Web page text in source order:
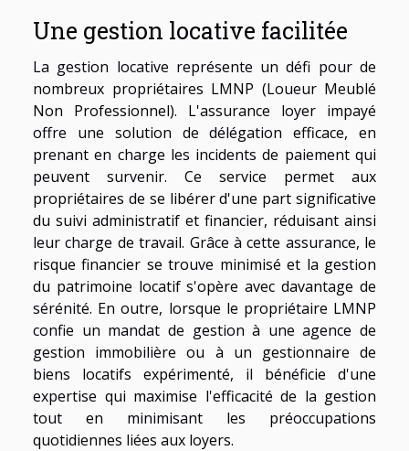
Une gestion locative facilitée
La gestion locative représente un défi pour de
nombreux propriétaires LMNP (Loueur Meublé
Non Professionnel). L'assurance loyer impayé
offre une solution de délégation efficace, en
prenant en charge les incidents de paiement qui
peuvent survenir. Ce service permet aux
propriétaires de se libérer d'une part significative
du suivi administratif et financier, réduisant ainsi
leur charge de travail. Grâce à cette assurance, le
risque financier se trouve minimisé et la gestion
du patrimoine locatif s'opère avec davantage de
sérénité. En outre, lorsque le propriétaire LMNP
confie un mandat de gestion à une agence de
gestion immobilière ou à un gestionnaire de
biens locatifs expérimenté, il bénéficie d'une
expertise qui maximise l'efficacité de la gestion
tout en minimisant les préoccupations
quotidiennes liées aux loyers.